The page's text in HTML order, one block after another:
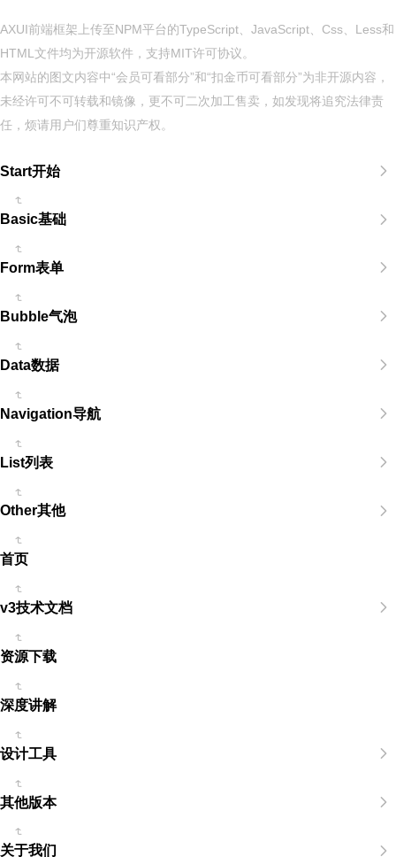
AXUI前端框架上传至NPM平台的TypeScript、JavaScript、Css、Less和
HTML文件均为开源软件，支持MIT许可协议。
本网站的图文内容中“会员可看部分”和“扣金币可看部分”为非开源内容，
未经许可不可转载和镜像，更不可二次加工售卖，如发现将追究法律责
任，烦请用户们尊重知识产权。
Start开始
Basic基础
Form表单
Bubble气泡
Data数据
Navigation导航
List列表
Other其他
首页
v3技术文档
资源下载
深度讲解
设计工具
其他版本
关于我们